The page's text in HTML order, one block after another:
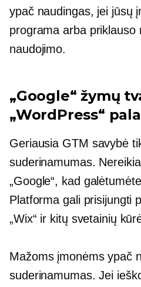
ypač naudingas, jei jūsų
programa arba priklauso
naudojimo.
„Google“ žymų
„WordPress“
Geriausia GTM savybė
suderinamumas.
„Google“, kad
Platforma gali prisijungti
„Wix“ ir kitų svetainių
Mažoms įmonėms ypač
suderinamumas. Jei